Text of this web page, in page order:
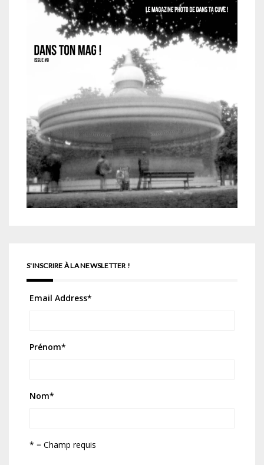
S'INSCRIRE À LA NEWSLETTER !
Email Address*
Prénom*
Nom*
* = Champ requis